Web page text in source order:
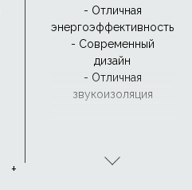
- Отличная
энергоэффективность
- Современный
дизайн
- Отличная
звукоизоляция
+